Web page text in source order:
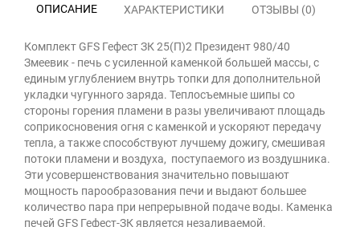
ОПИСАНИЕ ХАРАКТЕРИСТИКИ ОТЗЫВЫ (0)
Комплект GFS Гефест ЗК 25(П)2 Президент 980/40
Змеевик - печь с усиленной каменкой большей массы, с
единым углублением внутрь топки для дополнительной
укладки чугунного заряда. Теплосъемные шипы со
стороны горения пламени в разы увеличивают площадь
соприкосновения огня с каменкой и ускоряют передачу
тепла, а также способствуют лучшему дожигу, смешивая
потоки пламени и воздуха, поступаемого из воздушника.
Эти усовершенствования значительно повышают
мощность парообразования печи и выдают большее
количество пара при непрерывной подаче воды. Каменка
печей GFS Гефест-ЗК является незаливаемой.